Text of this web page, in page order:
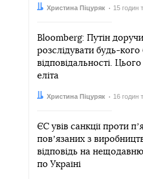
Автор:
Христина Піцуряк
Дата: 15 годин
Bloomberg: Путін
розслідувати будь-кого
відповідальності. Цього
еліта
Автор:
Христина Піцуряк
Дата: 16 годин
ЄС увів санкції проти
повʼязаних з
відповідь на
по Україні